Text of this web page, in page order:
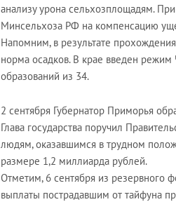
анализу урона сельхозплощадям.
Минсельхоза РФ на компенсацию
Напомним, в результате
норма осадков. В крае введен
образований из 34.
2 сентября Губернатор Приморья
Глава государства поручил
людям, оказавшимся в трудном
размере 1,2 миллиарда рублей.
Отметим, 6 сентября из резервного
выплаты пострадавшим от тайфуна